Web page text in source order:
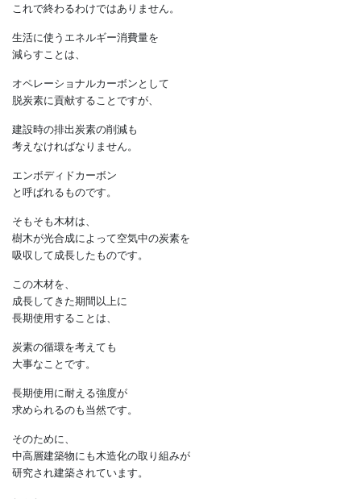
脱炭素の未来
2025年の住宅省エネ義務化で
これで終わるわけではありません。
減らすことは、
脱炭素に貢献することですが、
建設時の排出炭素の削減も
考えなければなりません。
と呼ばれるものです。
そもそも木材は、
樹木が光合成によって空気中の炭素を
吸収して成長したものです。
この木材を、
成長してきた期間以上に
炭素の循環を考えても
大事なことです。